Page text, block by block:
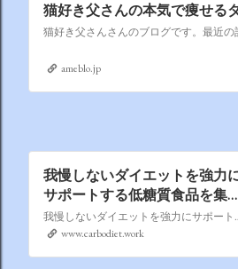
猫好き父さんの本気で痩せる
ameblo.jp
我慢しないダイエットを強力
サポートする低糖質食品を集め
てみました
我慢しないダイエッ
www.carbodiet.work